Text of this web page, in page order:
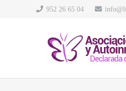
952 26 65 04